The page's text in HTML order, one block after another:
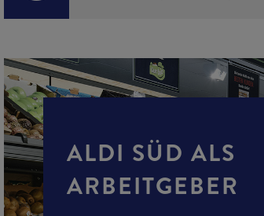
ALDI SÜD ALS
ARBEITGEBER